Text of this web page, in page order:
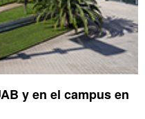
y en el campus en